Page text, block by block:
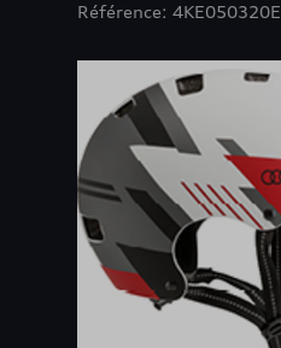
Référence: 4KE050320E